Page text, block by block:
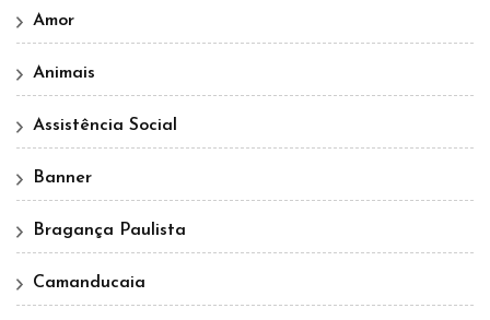
Amor
Animais
Assistência Social
Banner
Bragança Paulista
Camanducaia